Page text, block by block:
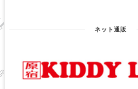
ネット通販